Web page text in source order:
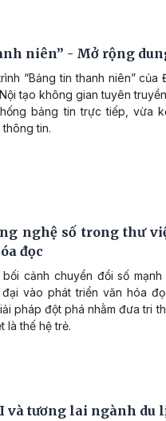
niên” - Mở rộng
“Bảng tin thanh niên”
tạo không gian tuyên
bảng tin trực tiếp, vừa
tin.
nghệ số trong thư
đọc
cảnh chuyển đổi số
vào phát triển văn hóa
pháp đột phá nhằm đưa tri
là thế hệ trẻ.
và tương lai ngành du